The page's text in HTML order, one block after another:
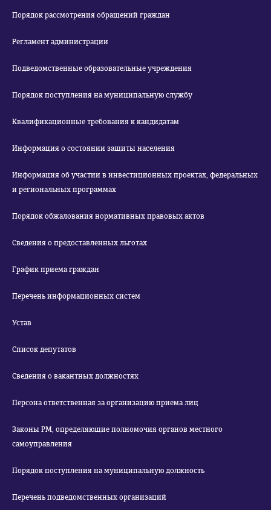
Порядок рассмотрения обращений граждан
Регламент администрации
Подведомственные образовательные учреждения
Порядок поступления на муниципальную службу
Квалификационные требования к кандидатам
Информация о состоянии защиты населения
Информация об участии в инвестиционных проектах, федеральных
и региональных программах
Порядок обжалования нормативных правовых актов
Сведения о предоставленных льготах
График приема граждан
Перечень информационных систем
Устав
Список депутатов
Сведения о вакантных должностях
Персона ответственная за организацию приема лиц
Законы РМ, определяющие полномочия органов местного
самоуправления
Порядок поступления на муниципальную должность
Перечень подведомственных организаций